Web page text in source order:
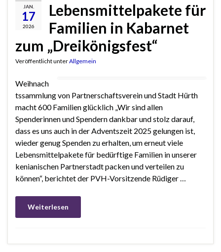
JAN.
17
2026
Lebensmittelpakete für
Familien in Kabarnet
zum „Dreikönigsfest“
Veröffentlicht unterAllgemein
Weihnach
tssammlung von Partnerschaftsverein und Stadt Hürth
macht 600 Familien glücklich „Wir sind allen
Spenderinnen und Spendern dankbar und stolz darauf,
dass es uns auch in der Adventszeit 2025 gelungen ist,
wieder genug Spenden zu erhalten, um erneut viele
Lebensmittelpakete für bedürftige Familien in unserer
kenianischen Partnerstadt packen und verteilen zu
können“, berichtet der PVH-Vorsitzende Rüdiger …
Weiterlesen